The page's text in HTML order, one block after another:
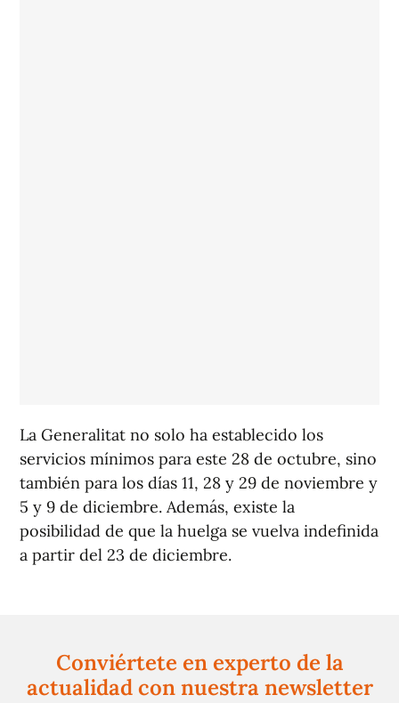
La Generalitat no solo ha establecido los
servicios mínimos para este 28 de octubre, sino
también para los días 11, 28 y 29 de noviembre y
5 y 9 de diciembre. Además, existe la
posibilidad de que la huelga se vuelva indefinida
a partir del 23 de diciembre.
Conviértete en experto de la
actualidad con nuestra newsletter